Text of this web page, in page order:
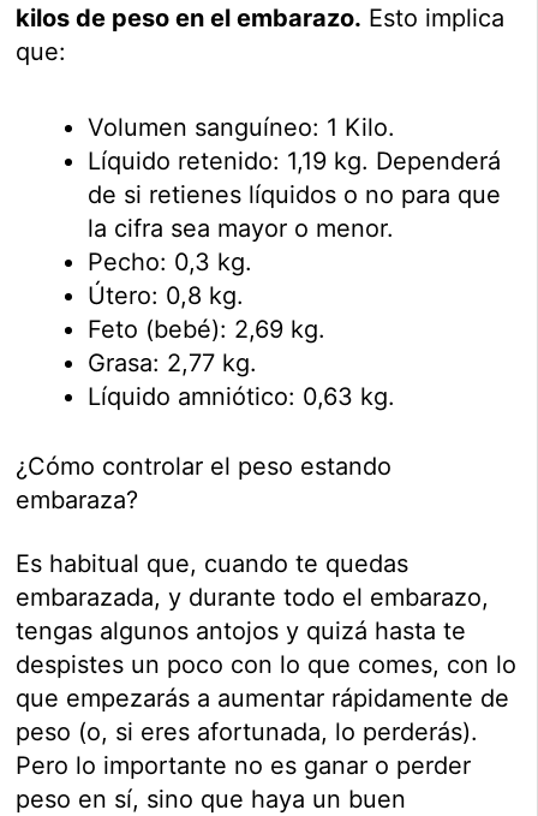
kilos de peso en el embarazo. Esto implica
que:
Volumen sanguíneo: 1 Kilo.
Líquido retenido: 1,19 kg. Dependerá
de si retienes líquidos o no para que
la cifra sea mayor o menor.
Pecho: 0,3 kg.
Útero: 0,8 kg.
Feto (bebé): 2,69 kg.
Grasa: 2,77 kg.
Líquido amniótico: 0,63 kg.
¿Cómo controlar el peso estando
embaraza?
Es habitual que, cuando te quedas
embarazada, y durante todo el embarazo,
tengas algunos antojos y quizá hasta te
despistes un poco con lo que comes, con lo
que empezarás a aumentar rápidamente de
peso (o, si eres afortunada, lo perderás).
Pero lo importante no es ganar o perder
peso en sí, sino que haya un buen